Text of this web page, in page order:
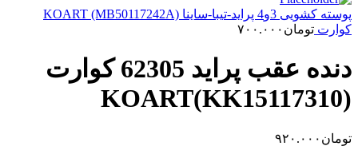
پوسته کشویی 3و4 پراید-تیبا-ساینا KOART (MB50117242A)
کوارت تومان ۷۰۰.۰۰۰
دنده عقب پراید 62305 کوارت
KOART(KK15117310)
تومان ۹۲۰.۰۰۰